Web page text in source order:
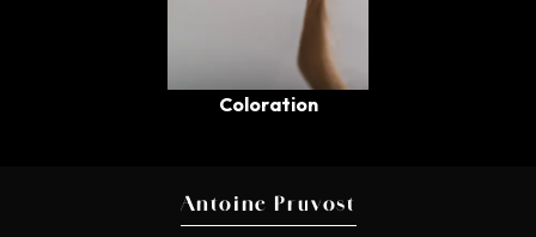
Coloration
Antoine Pruvost